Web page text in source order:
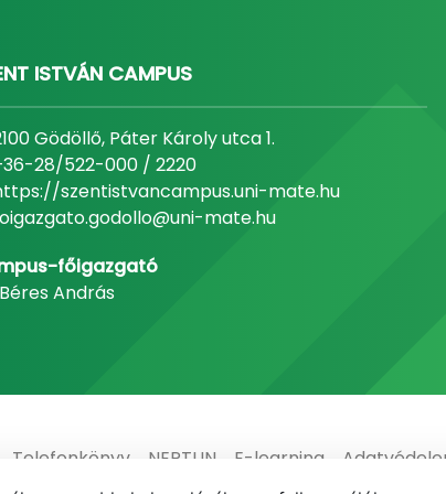
ISTVÁN CAMPUS
Gödöllő, Páter Károly utca 1.
28/522-000 / 2220
szentistvancampus.uni-mate.hu
mate.hu
főigazgató
András
Telefonkönyv NEPTUN E-learning